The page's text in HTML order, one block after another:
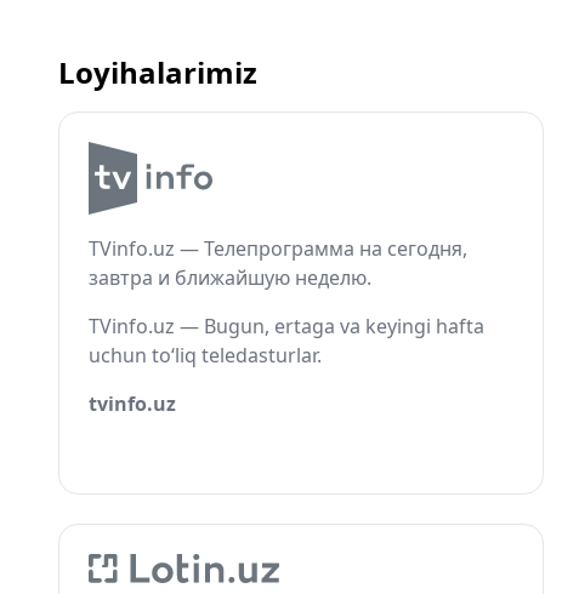
Loyihalarimiz
TVinfo.uz — Телепрограмма на сегодня,
завтра и ближайшую неделю.
TVinfo.uz — Bugun, ertaga va keyingi hafta
uchun to‘liq teledasturlar.
tvinfo.uz